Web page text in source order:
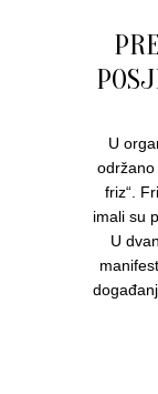
U
održano
friz“.
imali su
U